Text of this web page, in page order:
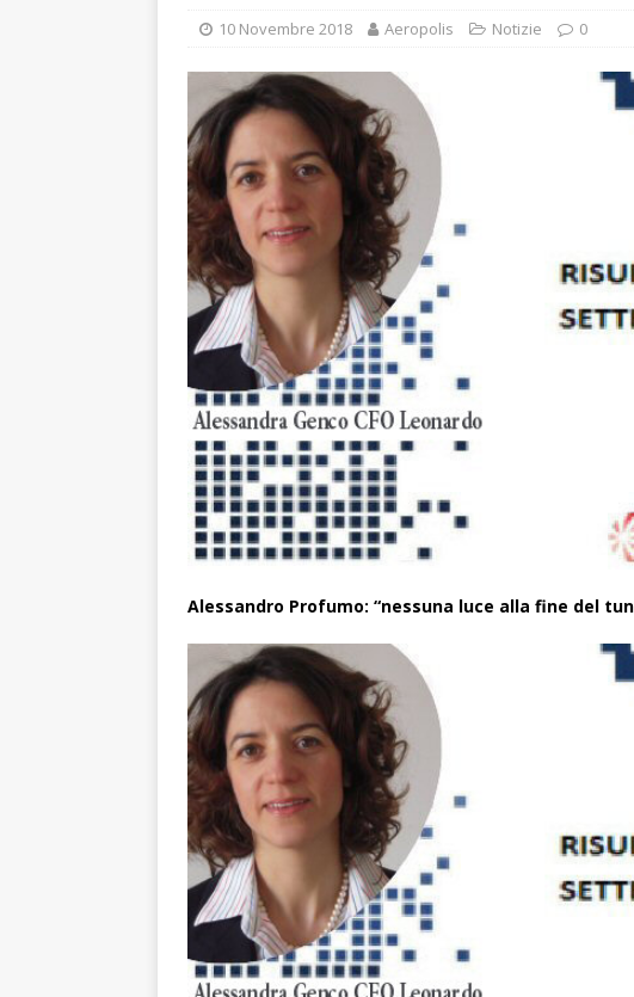
10 Novembre 2018 Aeropolis Notizie 0
Alessandro Profumo: “nessuna luce alla fine del